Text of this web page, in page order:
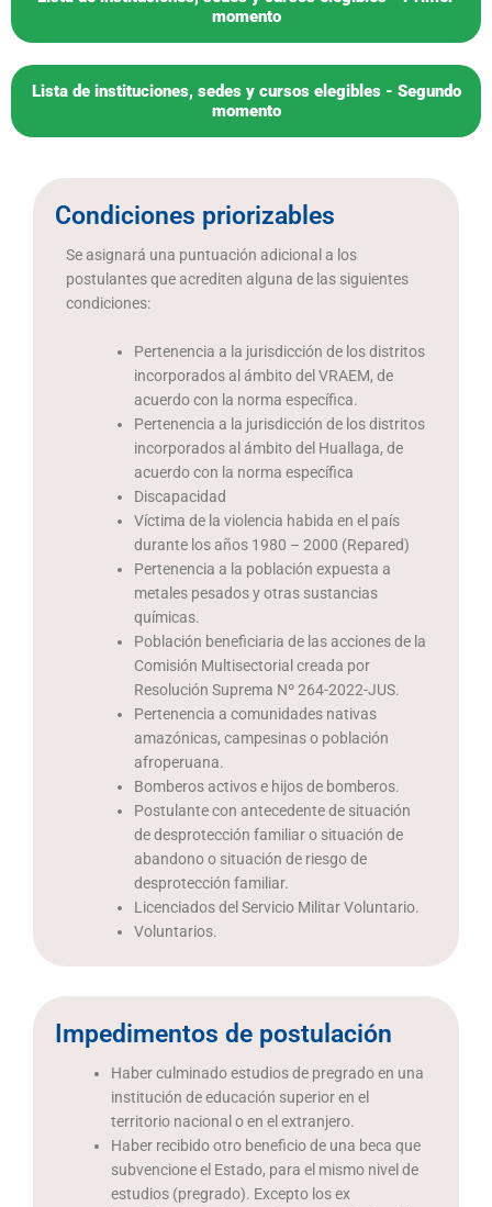
momento
Lista de instituciones, sedes y cursos elegibles - Segundo
momento
Condiciones priorizables
Se asignará una puntuación adicional a los
postulantes que acrediten alguna de las siguientes
condiciones:
Pertenencia a la jurisdicción de los distritos
incorporados al ámbito del VRAEM, de
acuerdo con la norma específica.
Pertenencia a la jurisdicción de los distritos
incorporados al ámbito del Huallaga, de
acuerdo con la norma específica
Discapacidad
Víctima de la violencia habida en el país
durante los años 1980 – 2000 (Repared)
Pertenencia a la población expuesta a
metales pesados y otras sustancias
químicas.
Población beneficiaria de las acciones de la
Comisión Multisectorial creada por
Resolución Suprema Nº 264-2022-JUS.
Pertenencia a comunidades nativas
amazónicas, campesinas o población
afroperuana.
Bomberos activos e hijos de bomberos.
Postulante con antecedente de situación
de desprotección familiar o situación de
abandono o situación de riesgo de
desprotección familiar.
Licenciados del Servicio Militar Voluntario.
Voluntarios.
Impedimentos de postulación
Haber culminado estudios de pregrado en una
institución de educación superior en el
territorio nacional o en el extranjero.
Haber recibido otro beneficio de una beca que
subvencione el Estado, para el mismo nivel de
estudios (pregrado). Excepto los ex